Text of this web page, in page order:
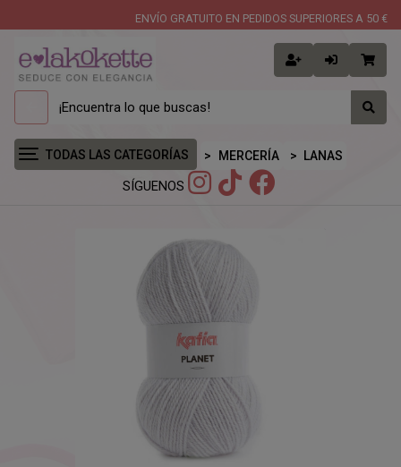
ENVÍO GRATUITO EN PEDIDOS SUPERIORES A 50 €
TODAS LAS CATEGORÍAS MERCERÍA LANAS
SÍGUENOS